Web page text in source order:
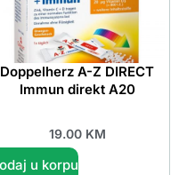
Doppelherz A-Z DIRECT
Immun direkt A20
19.00 KM
u korpu